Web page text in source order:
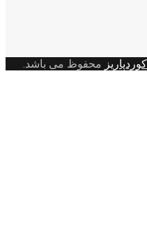
کوردپاریز محفوظ می باشد.